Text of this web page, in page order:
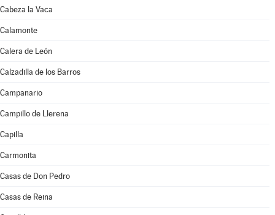
Cabeza la Vaca
Calamonte
Calera de León
Calzadilla de los Barros
Campanario
Campillo de Llerena
Capilla
Carmonita
Casas de Don Pedro
Casas de Reina